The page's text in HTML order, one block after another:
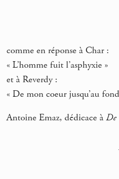
comme en réponse à Char :
« L’homme fuit l’asphyxie »
et à Reverdy :
« De mon coeur jusqu’au
Antoine Emaz, dédicace àDe